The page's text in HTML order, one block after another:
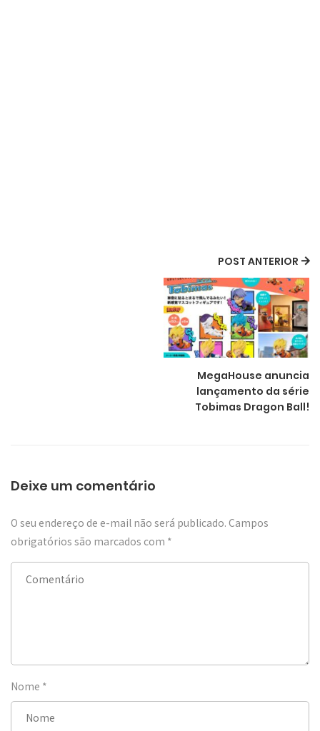
POST ANTERIOR
MegaHouse anuncia
lançamento da série
Tobimas Dragon Ball!
Deixe um comentário
O seu endereço de e-mail não será publicado. Campos
obrigatórios são marcados com *
Nome *